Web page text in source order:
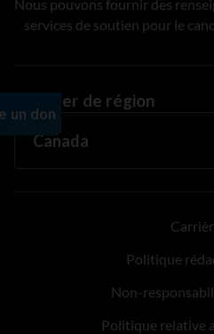
Nous pouvons fournir des
services de soutien pour le
Changer de région
Politique
Non-
Politique relative